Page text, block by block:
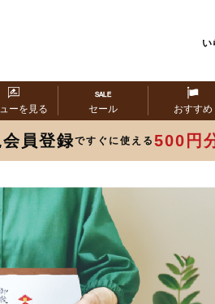
い
ーを見る セール おすすめ
員登録ですぐに使える 500円